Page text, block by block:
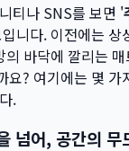
티나 SNS를 보면 '
니다. 이전에는 상
의 바닥에 깔리는
요? 여기에는 몇 가
.
넘어, 공간의 무